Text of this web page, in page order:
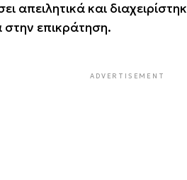
απειλητικά και
στην επικράτηση.
ADVERTISEMENT